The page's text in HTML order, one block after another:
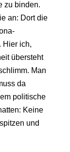
zu binden.
an: Dort die
Hier ich,
übersteht
Man
da
politische
Keine
und